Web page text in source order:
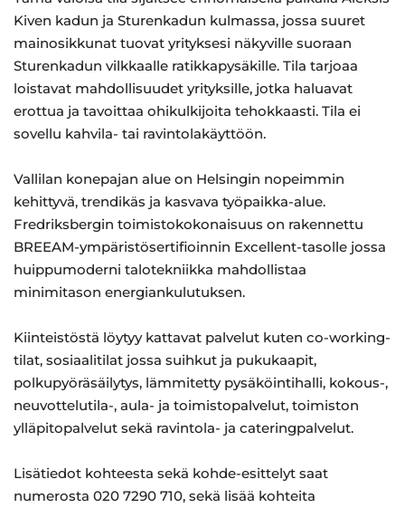
Kiven kadun ja Sturenkadun kulmassa, jossa suuret
mainosikkunat tuovat yrityksesi näkyville suoraan
Sturenkadun vilkkaalle ratikkapysäkille. Tila tarjoaa
loistavat mahdollisuudet yrityksille, jotka haluavat
erottua ja tavoittaa ohikulkijoita tehokkaasti. Tila ei
sovellu kahvila- tai ravintolakäyttöön.
Vallilan konepajan alue on Helsingin nopeimmin
kehittyvä, trendikäs ja kasvava työpaikka-alue.
Fredriksbergin toimistokokonaisuus on rakennettu
BREEAM-ympäristösertifioinnin Excellent-tasolle jossa
huippumoderni talotekniikka mahdollistaa
minimitason energiankulutuksen.
Kiinteistöstä löytyy kattavat palvelut kuten co-working-
tilat, sosiaalitilat jossa suihkut ja pukukaapit,
polkupyöräsäilytys, lämmitetty pysäköintihalli, kokous-,
neuvottelutila-, aula- ja toimistopalvelut, toimiston
ylläpitopalvelut sekä ravintola- ja cateringpalvelut.
Lisätiedot kohteesta sekä kohde-esittelyt saat
numerosta 020 7290 710, sekä lisää kohteita